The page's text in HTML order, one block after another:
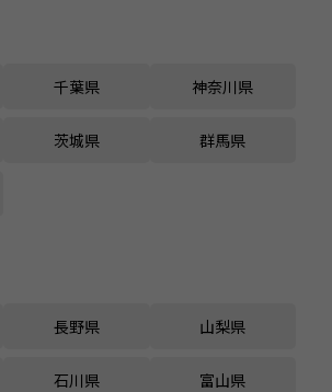
千葉県 神奈川県
茨城県 群馬県
長野県 山梨県
石川県 富山県